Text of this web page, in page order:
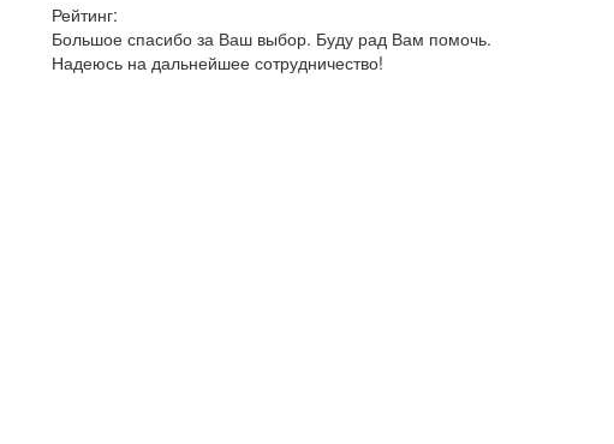
Рейтинг:
Большое спасибо за Ваш выбор. Буду рад Вам помочь.
Надеюсь на дальнейшее сотрудничество!